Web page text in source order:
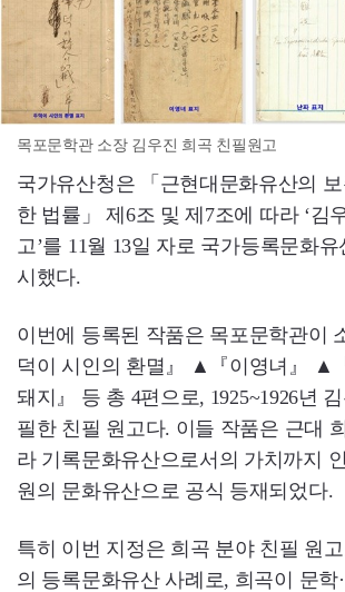
목포문학관 소장 김우진 희곡 친필원고
국가유산청은 「근현대문화유산의
한 법률」 제6조 및 제7조에 따라 ‘김
고’를 11월 13일 자로 국가등록문화
시했다.
이번에 등록된 작품은 목포문학관이
덕이 시인의 환멸』 ▲『이영녀』 ▲
돼지』 등 총 4편으로, 1925~1926년
필한 친필 원고다. 이들 작품은 근대
라 기록문화유산으로서의 가치까지
원의 문화유산으로 공식 등재되었다.
특히 이번 지정은 희곡 분야 친필 원
의 등록문화유산 사례로, 희곡이 문학